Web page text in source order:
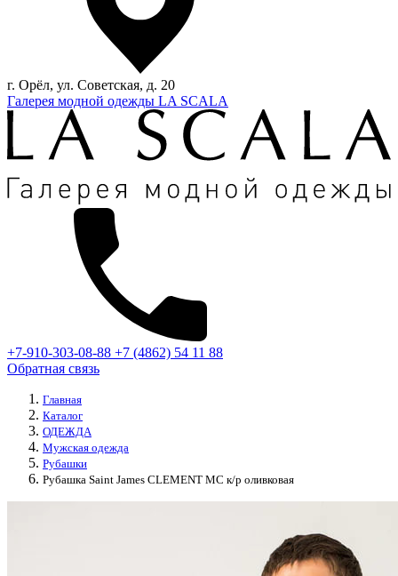
г. Орёл, ул. Советская, д. 20
Галерея модной одежды LA SCALA
+7-910-303-08-88 +7 (4862) 54 11 88
Обратная связь
Главная
Каталог
ОДЕЖДА
Мужская одежда
Рубашки
Рубашка Saint James CLEMENT MC к/р оливковая